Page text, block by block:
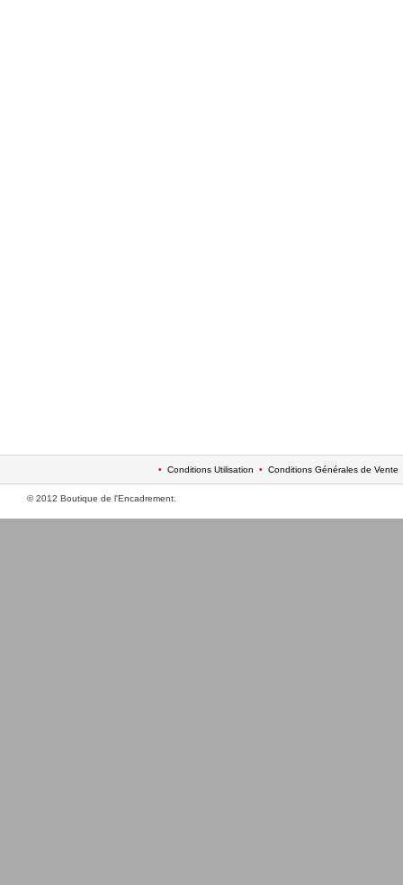
• Conditions Utilisation • Conditions Générales de Vente
© 2012 Boutique de l'Encadrement.